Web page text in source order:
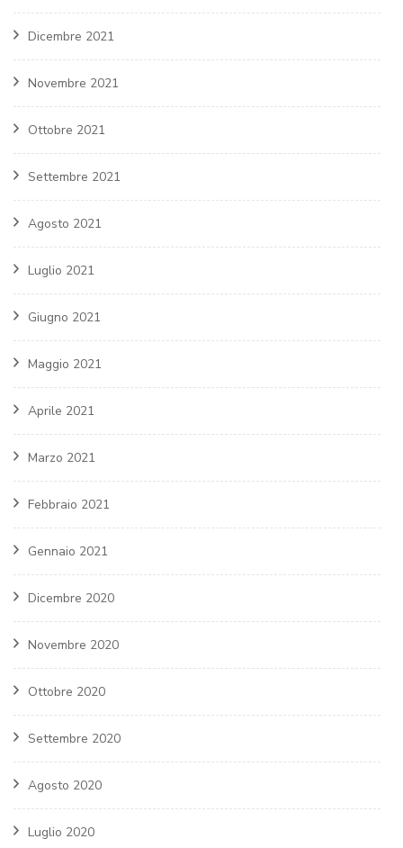
Dicembre 2021
Novembre 2021
Ottobre 2021
Settembre 2021
Agosto 2021
Luglio 2021
Giugno 2021
Maggio 2021
Aprile 2021
Marzo 2021
Febbraio 2021
Gennaio 2021
Dicembre 2020
Novembre 2020
Ottobre 2020
Settembre 2020
Agosto 2020
Luglio 2020